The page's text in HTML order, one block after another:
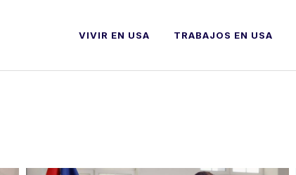
VIVIR EN USA TRABAJOS EN USA